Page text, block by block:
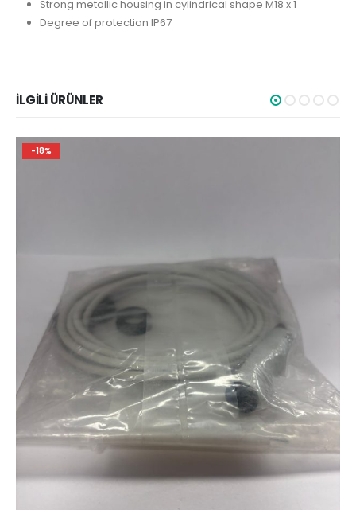
Strong metallic housing in cylindrical shape M18 x 1
Degree of protection IP67
İLGILI ÜRÜNLER